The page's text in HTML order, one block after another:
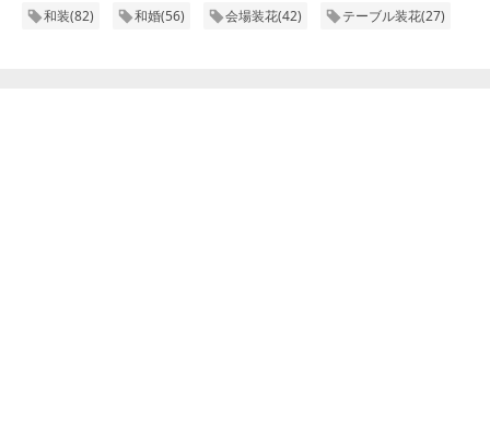
和装(82) 和婚(56) 会場装花(42) テーブル装花(27)